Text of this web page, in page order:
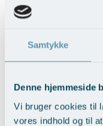
Samtykke
Denne hjemmeside
Vi bruger cookies til
vores indhold og til
Vis